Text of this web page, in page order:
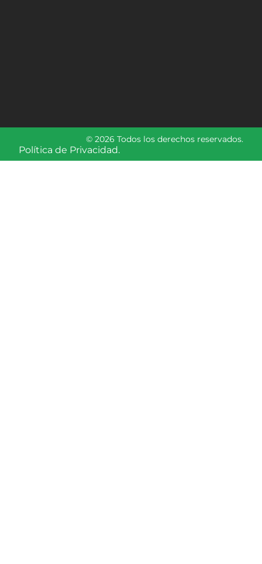
© 2026 Todos los derechos reservados.
Política de Privacidad.